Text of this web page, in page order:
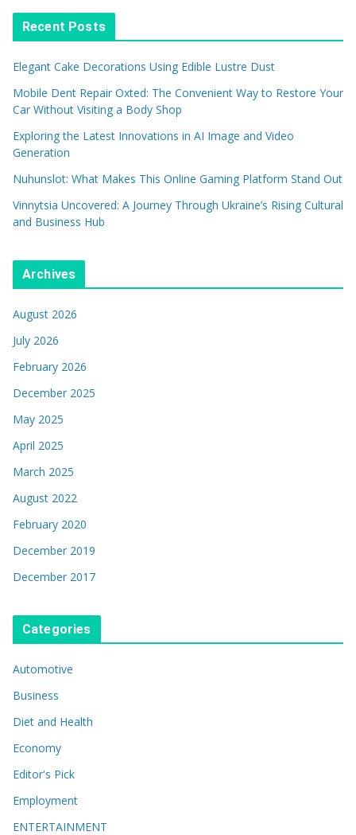
Recent Posts
Elegant Cake Decorations Using Edible Lustre Dust
Mobile Dent Repair Oxted: The Convenient Way to Restore Your
Car Without Visiting a Body Shop
Exploring the Latest Innovations in AI Image and Video
Generation
Nuhunslot: What Makes This Online Gaming Platform Stand Out
Vinnytsia Uncovered: A Journey Through Ukraine’s Rising Cultural
and Business Hub
Archives
August 2026
July 2026
February 2026
December 2025
May 2025
April 2025
March 2025
August 2022
February 2020
December 2019
December 2017
Categories
Automotive
Business
Diet and Health
Economy
Editor's Pick
Employment
ENTERTAINMENT